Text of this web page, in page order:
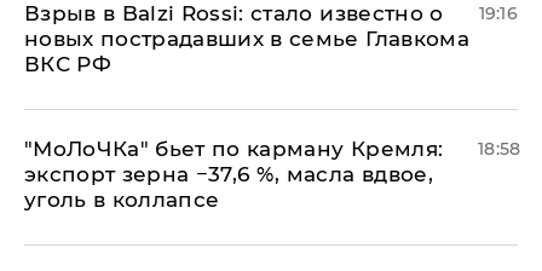
Взрыв в Balzi Rossi: стало известно о
новых пострадавших в семье Главкома
ВКС РФ
19:16
​"МоЛоЧКа" бьет по карману Кремля:
экспорт зерна −37,6 %, масла вдвое,
уголь в коллапсе
18:58